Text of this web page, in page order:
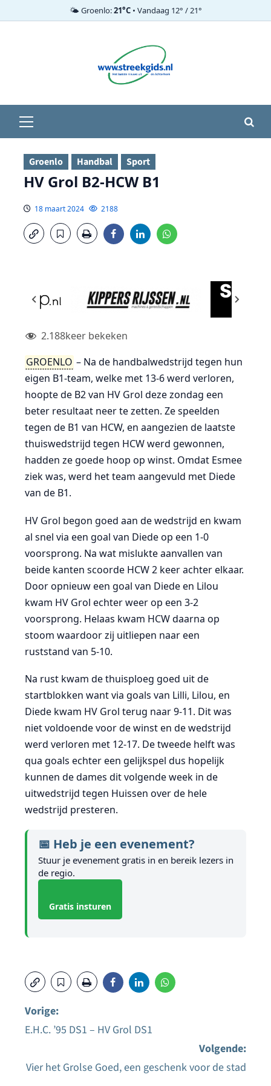
🌤️ Groenlo:21°C• Vandaag 12° / 21°
menu
Groenlo Handbal Sport
HV Grol B2-HCW B1
18 maart 2024 2188
2.188keer bekeken
GROENLO – Na de handbalwedstrijd tegen hun
eigen B1-team, welke met 13-6 werd verloren,
hoopte de B2 van HV Grol deze zondag een
beter resultaat neer te zetten. Ze speelden
tegen de B1 van HCW, en aangezien de laatste
thuiswedstrijd tegen HCW werd gewonnen,
hadden ze goede hoop op winst. Omdat Esmee
ziek was, werd het team aangevuld met Diede
van de B1.
HV Grol begon goed aan de wedstrijd en kwam
al snel via een goal van Diede op een 1-0
voorsprong. Na wat mislukte aanvallen van
beide kanten scoorde HCW 2 keer achter elkaar.
Door opnieuw een goal van Diede en Lilou
kwam HV Grol echter weer op een 3-2
voorsprong. Helaas kwam HCW daarna op
stoom waardoor zij uitliepen naar een
ruststand van 5-10.
Na rust kwam de thuisploeg goed uit de
startblokken want via goals van Lilli, Lilou, en
Diede kwam HV Grol terug naar 9-11. Dit was
niet voldoende voor de winst en de wedstrijd
werd verloren met 12-17. De tweede helft was
qua goals echter een gelijkspel dus hopelijk
kunnen de dames dit volgende week in de
uitwedstrijd tegen Huissen over de hele
wedstrijd presteren.
📅 Heb je een evenement?
Stuur je evenement gratis in en bereik lezers in
de regio.
Gratis insturen
navigatie
Vorige:
E.H.C. ’95 DS1 – HV Grol DS1
Volgende:
Vier het Grolse Goed, een geschenk voor de stad